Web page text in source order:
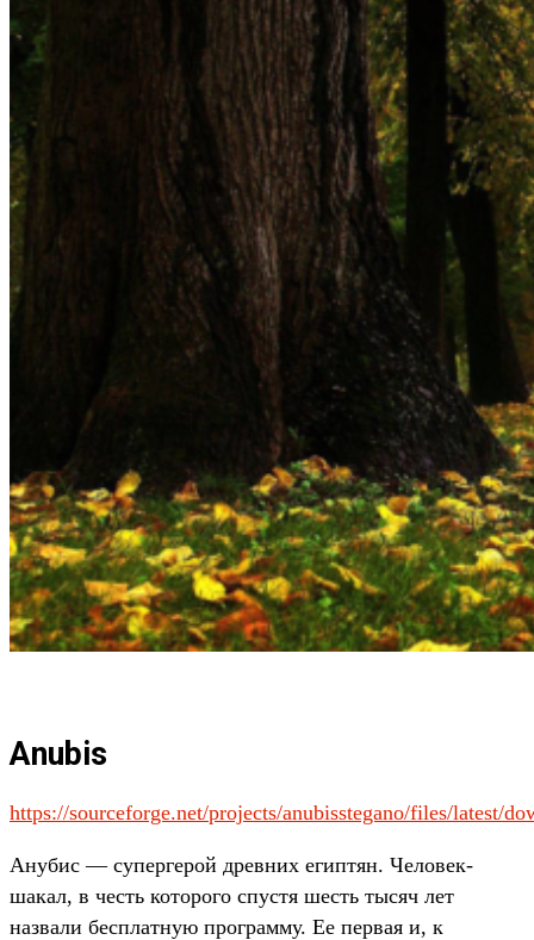
Anubis
https://sourceforge.net/projects/anubisstegano/files/latest/
Анубис — супергерой древних египтян. Человек-
шакал, в честь которого спустя шесть тысяч лет
назвали бесплатную программу. Ее первая и, к